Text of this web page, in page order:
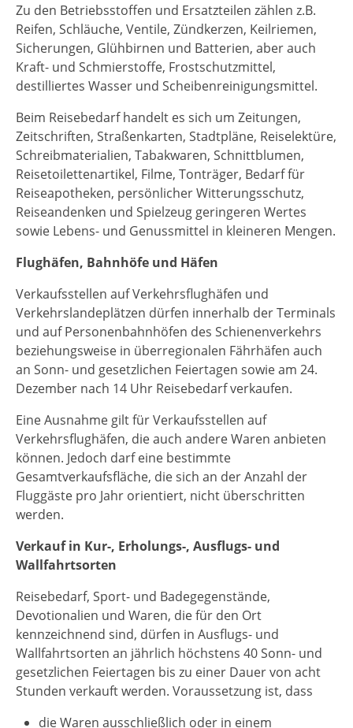
Zu den Betriebsstoffen und Ersatzteilen zählen z.B.
Reifen, Schläuche, Ventile, Zündkerzen, Keilriemen,
Sicherungen, Glühbirnen und Batterien, aber auch
Kraft- und Schmierstoffe, Frostschutzmittel,
destilliertes Wasser und Scheibenreinigungsmittel.
Beim Reisebedarf handelt es sich um Zeitungen,
Zeitschriften, Straßenkarten, Stadtpläne, Reiselektüre,
Schreibmaterialien, Tabakwaren, Schnittblumen,
Reisetoilettenartikel, Filme, Tonträger, Bedarf für
Reiseapotheken, persönlicher Witterungsschutz,
Reiseandenken und Spielzeug geringeren Wertes
sowie Lebens- und Genussmittel in kleineren Mengen.
Flughäfen, Bahnhöfe und Häfen
Verkaufsstellen auf Verkehrsflughäfen und
Verkehrslandeplätzen dürfen innerhalb der Terminals
und auf Personenbahnhöfen des Schienenverkehrs
beziehungsweise in überregionalen Fährhäfen auch
an Sonn- und gesetzlichen Feiertagen sowie am 24.
Dezember nach 14 Uhr Reisebedarf verkaufen.
Eine Ausnahme gilt für Verkaufsstellen auf
Verkehrsflughäfen, die auch andere Waren anbieten
können. Jedoch darf eine bestimmte
Gesamtverkaufsfläche, die sich an der Anzahl der
Fluggäste pro Jahr orientiert, nicht überschritten
werden.
Verkauf in Kur-, Erholungs-, Ausflugs- und
Wallfahrtsorten
Reisebedarf, Sport- und Badegegenstände,
Devotionalien und Waren, die für den Ort
kennzeichnend sind, dürfen in Ausflugs- und
Wallfahrtsorten an jährlich höchstens 40 Sonn- und
gesetzlichen Feiertagen bis zu einer Dauer von acht
Stunden verkauft werden. Voraussetzung ist, dass
die Waren ausschließlich oder in einem